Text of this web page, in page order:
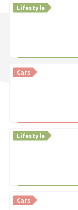
Lifestyle
Cars
Lifestyle
Cars